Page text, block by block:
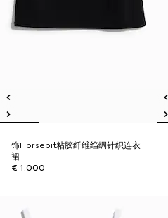
饰Horsebit粘胶纤维绉绸针织连衣
裙
€ 1.000